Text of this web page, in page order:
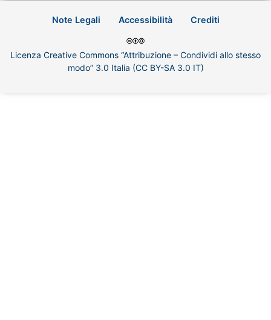
Note Legali Accessibilità Crediti
Licenza Creative Commons “Attribuzione – Condividi allo stesso
modo” 3.0 Italia (CC BY-SA 3.0 IT)